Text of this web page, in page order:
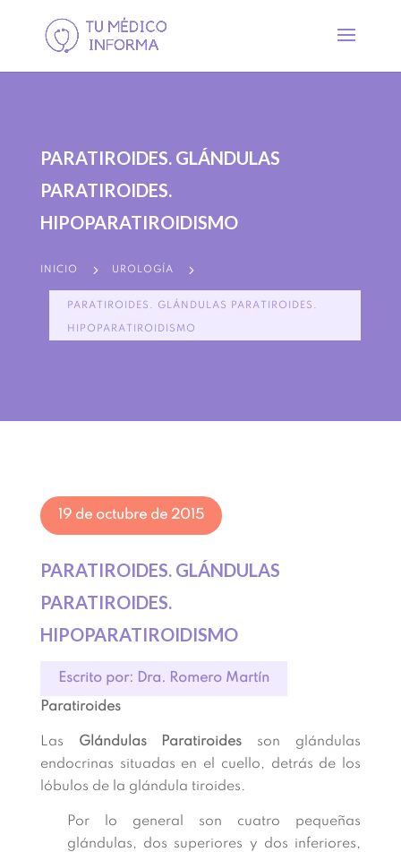
PARATIROIDES. GLÁNDULAS
PARATIROIDES.
HIPOPARATIROIDISMO
INICIO 5 UROLOGÍA 5
PARATIROIDES. GLÁNDULAS PARATIROIDES.
HIPOPARATIROIDISMO
19 de octubre de 2015
PARATIROIDES. GLÁNDULAS
PARATIROIDES.
HIPOPARATIROIDISMO
Escrito por: Dra. Romero Martín
Paratiroides
Las Glándulas Paratiroides son glándulas
endocrinas situadas en el cuello, detrás de los
lóbulos de la glándula tiroides.
Por lo general son cuatro pequeñas
glándulas, dos superiores y dos inferiores,